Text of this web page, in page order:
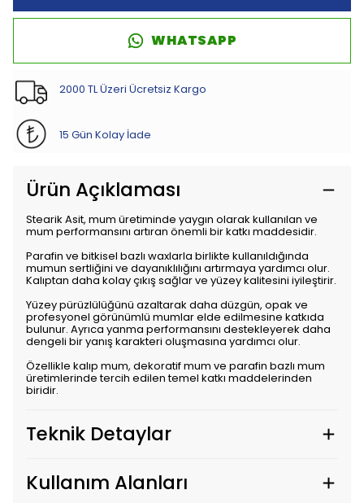
WHATSAPP
2000 TL Üzeri Ücretsiz Kargo
15 Gün Kolay İade
Ürün Açıklaması
Stearik Asit, mum üretiminde yaygın olarak kullanılan ve
mum performansını artıran önemli bir katkı maddesidir.
Parafin ve bitkisel bazlı waxlarla birlikte kullanıldığında
mumun sertliğini ve dayanıklılığını artırmaya yardımcı olur.
Kalıptan daha kolay çıkış sağlar ve yüzey kalitesini iyileştirir.
Yüzey pürüzlülüğünü azaltarak daha düzgün, opak ve
profesyonel görünümlü mumlar elde edilmesine katkıda
bulunur. Ayrıca yanma performansını destekleyerek daha
dengeli bir yanış karakteri oluşmasına yardımcı olur.
Özellikle kalıp mum, dekoratif mum ve parafin bazlı mum
üretimlerinde tercih edilen temel katkı maddelerinden
biridir.
Teknik Detaylar
Kullanım Alanları